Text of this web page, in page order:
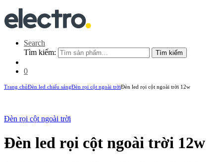
Search
Tìm kiếm:
Tìm kiếm
0
Trang chủĐèn led chiếu sángĐèn rọi cột ngoài trờiĐèn led rọi cột ngoài trời 12w
New
Đèn rọi cột ngoài trời
Đèn led rọi cột ngoài trời 12w